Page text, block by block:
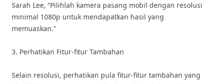
Sarah Lee, “Pilihlah kamera pasang mobil dengan resolusi
minimal 1080p untuk mendapatkan hasil yang
memuaskan.”
3. Perhatikan Fitur-fitur Tambahan
Selain resolusi, perhatikan pula fitur-fitur tambahan yang